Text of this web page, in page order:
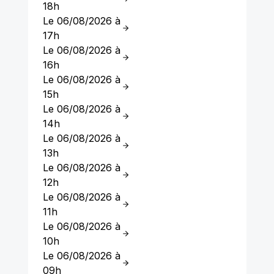
18h
Le 06/08/2026 à
17h
Le 06/08/2026 à
16h
Le 06/08/2026 à
15h
Le 06/08/2026 à
14h
Le 06/08/2026 à
13h
Le 06/08/2026 à
12h
Le 06/08/2026 à
11h
Le 06/08/2026 à
10h
Le 06/08/2026 à
09h